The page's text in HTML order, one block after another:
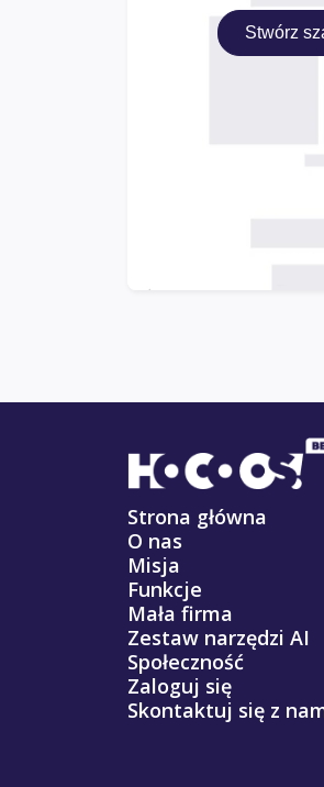
Stwórz
Strona główna
O nas
Misja
Funkcje
Mała firma
Zestaw narzędzi AI
Społeczność
Zaloguj się
Skontaktuj się z